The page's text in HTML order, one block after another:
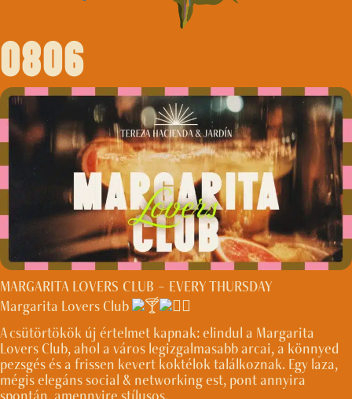
0806
MARGARITA LOVERS CLUB – EVERY THURSDAY
Margarita Lovers Club
A csütörtökök új értelmet kapnak: elindul a Margarita
Lovers Club, ahol a város legizgalmasabb arcai, a könnyed
pezsgés és a frissen kevert koktélok találkoznak. Egy laza,
mégis elegáns social & networking est, pont annyira